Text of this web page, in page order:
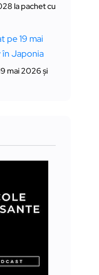
la pachet cu
mai 2026 și